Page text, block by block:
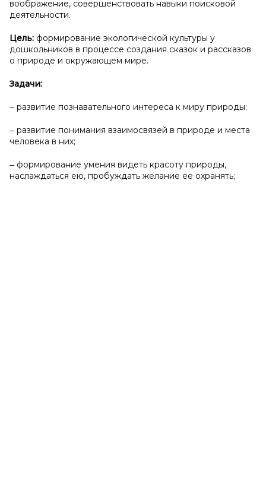
воображение, совершенствовать навыки поисковой
деятельности.
Цель: формирование экологической культуры у
дошкольников в процессе создания сказок и рассказов
о природе и окружающем мире.
Задачи:
‒ развитие познавательного интереса к миру природы;
‒ развитие понимания взаимосвязей в природе и места
человека в них;
‒ формирование умения видеть красоту природы,
наслаждаться ею, пробуждать желание ее охранять;